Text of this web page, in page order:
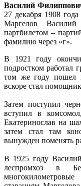
Василий
27 декабря 1908
Маргелов
партбилетом –
фамилию через «г».
В 1921 году
подростком работал
том же году пошел
вскоре стал
Затем поступил
вступил в
Екатеринослав на
затем стал там
вынужден поменять
В 1925 году
леспромхоз в